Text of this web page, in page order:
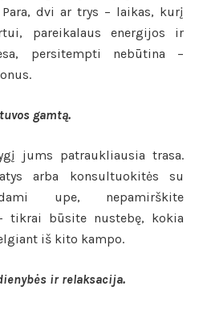
dvi ar trys – laikas, kurį
pareikalaus energijos ir
persitempti nebūtina –
gamtą.
jums patraukliausia trasa.
arba konsultuokitės su
upe, nepamirškite
tikrai būsite nustebę, kokia
iš kito kampo.
ir relaksacija.